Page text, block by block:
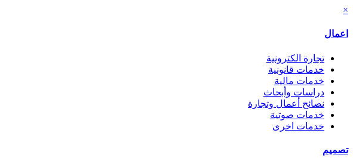
×
اعمال
تجارة الكترونية
خدمات قانونية
خدمات مالية
دراسات وأبحاث
نصائح أعمال وتجارة
خدمات صوتية
خدمات اخرى
تصميم